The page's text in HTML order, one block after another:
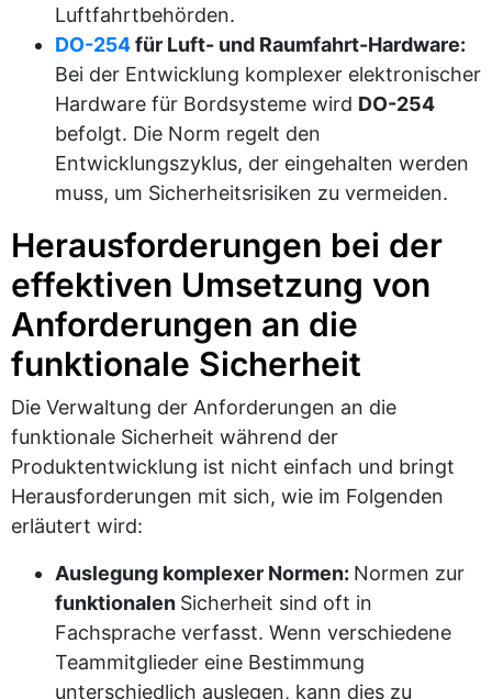
Luftfahrtbehörden.
DO-254für Luft- und Raumfahrt-Hardware:
Bei der Entwicklung komplexer elektronischer
Hardware für Bordsysteme wird DO-254
befolgt. Die Norm regelt den
Entwicklungszyklus, der eingehalten werden
muss, um Sicherheitsrisiken zu vermeiden.
Herausforderungen bei der
effektiven Umsetzung von
Anforderungen an die
funktionale Sicherheit
Die Verwaltung der Anforderungen an die
funktionale Sicherheit während der
Produktentwicklung ist nicht einfach und bringt
Herausforderungen mit sich, wie im Folgenden
erläutert wird:
Auslegung komplexer Normen: Normen zur
funktionalen Sicherheit sind oft in
Fachsprache verfasst. Wenn verschiedene
Teammitglieder eine Bestimmung
unterschiedlich auslegen, kann dies zu